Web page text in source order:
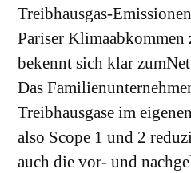
Treibhausgas-
Pariser Klimaabkommen
bekennt sich klar
Das
Treibhausgase im
also Scope 1 und 2
auch die vor- und